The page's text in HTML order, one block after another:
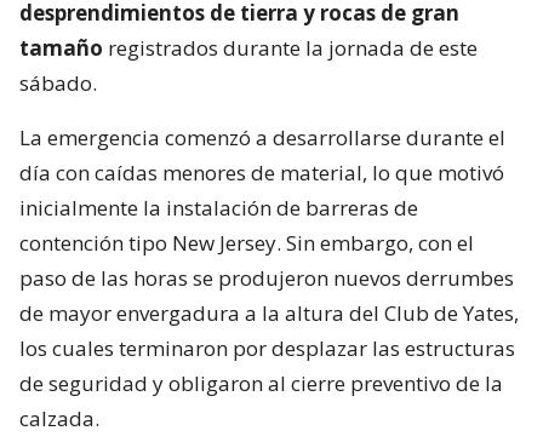
desprendimientos de tierra y rocas de gran
tamaño registrados durante la jornada de este
sábado.
La emergencia comenzó a desarrollarse durante el
día con caídas menores de material, lo que motivó
inicialmente la instalación de barreras de
contención tipo New Jersey. Sin embargo, con el
paso de las horas se produjeron nuevos derrumbes
de mayor envergadura a la altura del Club de Yates,
los cuales terminaron por desplazar las estructuras
de seguridad y obligaron al cierre preventivo de la
calzada.